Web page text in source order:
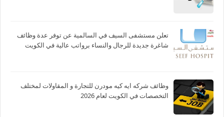
تعلن مستشفى السيف في السالمية عن توفر عدة وظائف
شاغرة جديدة للرجال والنساء برواتب عالية في الكويت
وظائف شركه ايه كيه مودرن للتجارة و المقاولات لمختلف
التخصصات في الكويت لعام 2026